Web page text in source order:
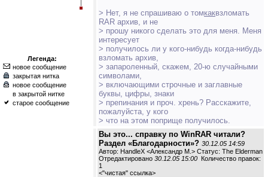
Легенда:
новое сообщение
закрытая нитка
новое сообщение
в закрытой нитке
старое сообщение
> Нет, я не спрашиваю о томкаквзломать
RAR архив, и не
> прошу никого сделать это для меня. Меня
интересует
> получилось ли у кого-нибудь когда-нибудь
взломать архив,
> запароленный, скажем, 20-ю случайными
символами,
> включающими строчные и заглавные
буквы, цифры, знаки
> препинания и проч. хрень? Расскажите,
пожалуйста, у кого
> что на этом поприще получилось.
Вы это... справку по WinRAR читали?
Раздел «Благодарности»? 30.12.05 14:59
Автор: HandleX <Александр М.> Статус: The Elderman
Отредактировано 30.12.05 15:00 Количество правок:
1
<"чистая" ссылка>